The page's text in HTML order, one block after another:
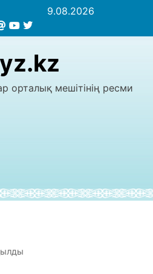
9.08.2026
орталық мешітінің ресми